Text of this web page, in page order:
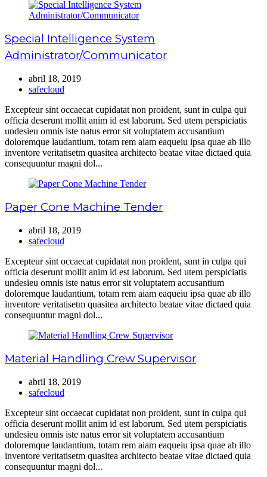
Special Intelligence System
Administrator/Communicator
abril 18, 2019
safecloud
Excepteur sint occaecat cupidatat non proident, sunt in culpa qui
officia deserunt mollit anim id est laborum. Sed utem perspiciatis
undesieu omnis iste natus error sit voluptatem accusantium
doloremque laudantium, totam rem aiam eaqueiu ipsa quae ab illo
inventore veritatisetm quasitea architecto beatae vitae dictaed quia
consequuntur magni dol...
Paper Cone Machine Tender
abril 18, 2019
safecloud
Excepteur sint occaecat cupidatat non proident, sunt in culpa qui
officia deserunt mollit anim id est laborum. Sed utem perspiciatis
undesieu omnis iste natus error sit voluptatem accusantium
doloremque laudantium, totam rem aiam eaqueiu ipsa quae ab illo
inventore veritatisetm quasitea architecto beatae vitae dictaed quia
consequuntur magni dol...
Material Handling Crew Supervisor
abril 18, 2019
safecloud
Excepteur sint occaecat cupidatat non proident, sunt in culpa qui
officia deserunt mollit anim id est laborum. Sed utem perspiciatis
undesieu omnis iste natus error sit voluptatem accusantium
doloremque laudantium, totam rem aiam eaqueiu ipsa quae ab illo
inventore veritatisetm quasitea architecto beatae vitae dictaed quia
consequuntur magni dol...